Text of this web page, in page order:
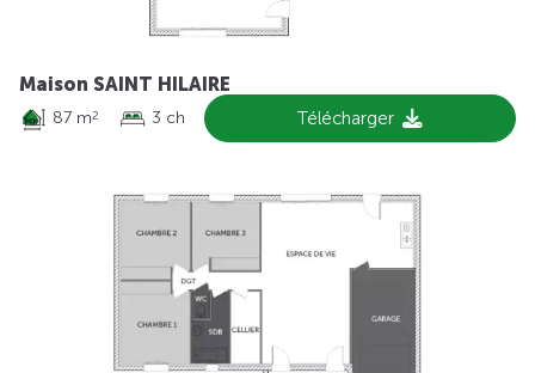
Maison SAINT HILAIRE
87 m2 3 ch Télécharger